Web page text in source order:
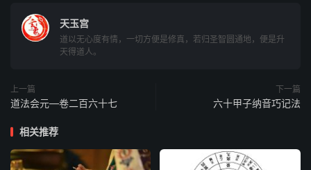
发奏律格
掌。凡有行持，必须关奏。傥有失仪，报应极速，刑宪严
重，与诸司不同。凡发奏法官，存神念道，致齐护畏，然后
湘潭，其教授临书时，有一女子经过，情动于中。后奏毕，
帝判康王科罪，不合奏词，有脂粉炁。帝判绝禄，乃大魔所
天玉宫
道以无心度有情，一切方便是修真，若归圣智圆通地，便是升
天得道人。
上一篇
道法会元—卷二百六十七
下一篇
六十甲子纳音巧记法
相关推荐